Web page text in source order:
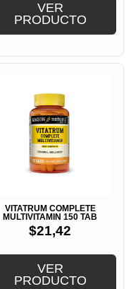
VER
PRODUCTO
VITATRUM COMPLETE
MULTIVITAMIN 150 TAB
$21,42
VER
PRODUCTO